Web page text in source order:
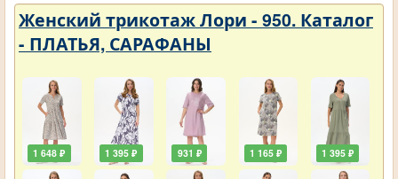
Женский трикотаж Лори - 950. Каталог
- ПЛАТЬЯ, САРАФАНЫ
1 648 ₽ 1 395 ₽ 931 ₽ 1 165 ₽ 1 395 ₽